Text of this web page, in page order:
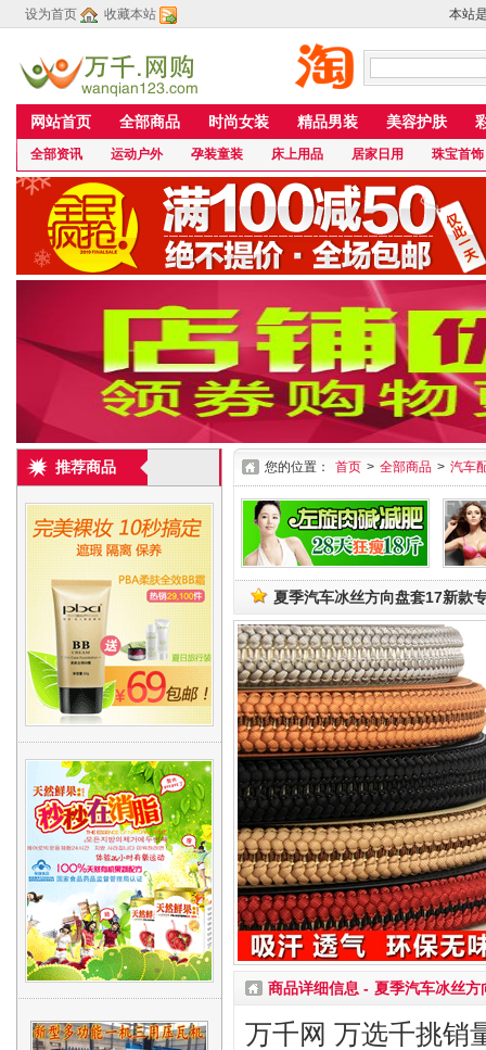
设为首页 收藏本站 本站
网站首页 全部商品 时尚女装 精品男装 美容护肤
全部资讯 运动户外 孕装童装 床上用品 居家日用 珠宝首饰
推荐商品 您的位置： 首页 > 全部商品 > 汽车
夏季汽车冰丝方向盘套17新款
商品详细信息 - 夏季汽车冰丝方
万千网 万选千挑销